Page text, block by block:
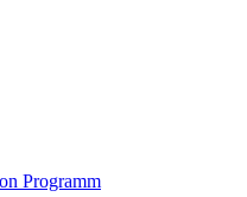
Programm